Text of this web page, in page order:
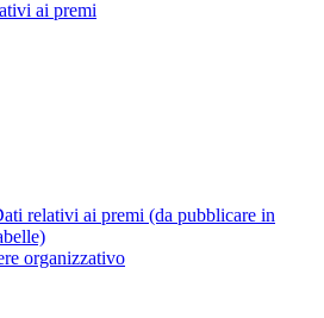
ai premi
relativi ai premi (da pubblicare in
organizzativo